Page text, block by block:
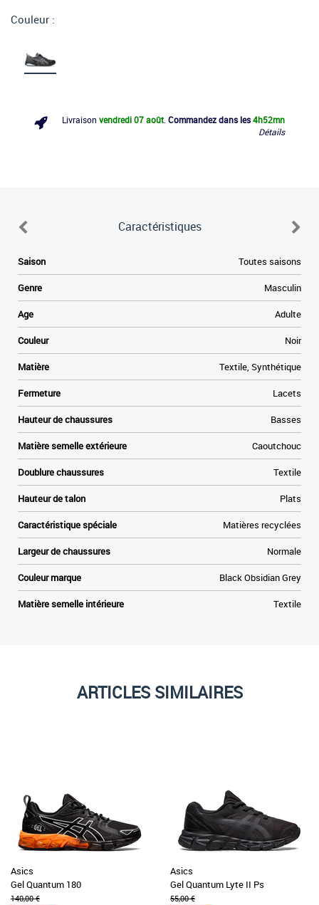
Couleur :
Livraison vendredi 07 août Commandez dans les4h52mn
Détails
Caractéristiques
Saison Toutes saisons
Genre Masculin
Age Adulte
Couleur Noir
Matière Textile, Synthétique
Fermeture Lacets
Hauteur de chaussures Basses
Matière semelle extérieure Caoutchouc
Doublure chaussures Textile
Hauteur de talon Plats
Caractéristique spéciale Matières recyclées
Largeur de chaussures Normale
Couleur marque Black Obsidian Grey
Matière semelle intérieure Textile
ARTICLES SIMILAIRES
Asics
Gel Quantum 180
140,00 €
Asics
Gel Quantum Lyte II Ps
55,00 €